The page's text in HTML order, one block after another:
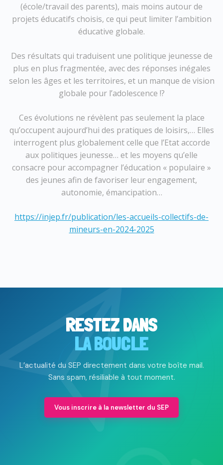
(école/travail des parents), mais moins autour de
projets éducatifs choisis, ce qui peut limiter l’ambition
éducative globale.
Des résultats qui traduisent une politique jeunesse de
plus en plus fragmentée, avec des réponses inégales
selon les âges et les territoires, et un manque de vision
globale pour l’adolescence !?
Ces évolutions ne révèlent pas seulement la place
qu’occupent aujourd’hui des pratiques de loisirs,… Elles
interrogent plus globalement celle que l’Etat accorde
aux politiques jeunesse… et les moyens qu’elle
consacre pour accompagner l’éducation « populaire »
des jeunes afin de favoriser leur engagement,
autonomie, émancipation…
https://injep.fr/publication/les-accueils-collectifs-de-
mineurs-en-2024-2025
RESTEZ DANS
LA BOUCLE
L’actualité du SEP directement dans votre boîte mail.
Sans spam, résiliable à tout moment.
Vous inscrire à la newsletter du SEP